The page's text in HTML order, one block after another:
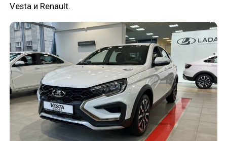
Vesta и Renault.